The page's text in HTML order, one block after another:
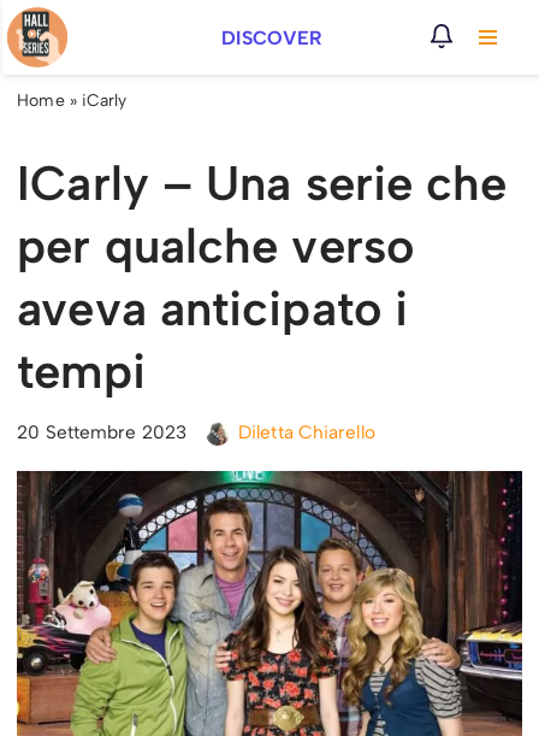
Vai
al
DISCOVER
Home» iCarly
ICarly – Una serie che
per qualche verso
aveva anticipato i
tempi
20 Settembre 2023 Diletta Chiarello